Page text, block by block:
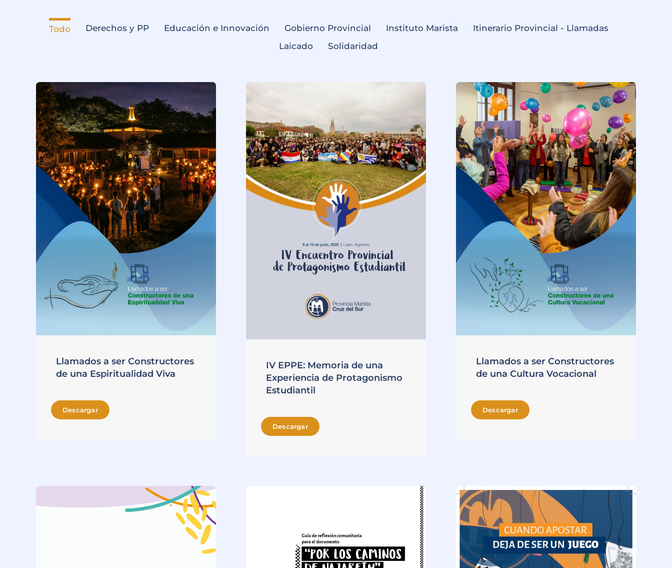
Todo Derechos y PP Educación e Innovación Gobierno Provincial Instituto Marista
Itinerario Provincial - Llamadas
Laicado
Solidaridad
Llamados a ser Constructores
de una Espiritualidad Viva
Descargar
IV EPPE: Memoria de una
Experiencia de Protagonismo
Estudiantil
Descargar
Llamados a ser Constructores
de una Cultura Vocacional
Descargar